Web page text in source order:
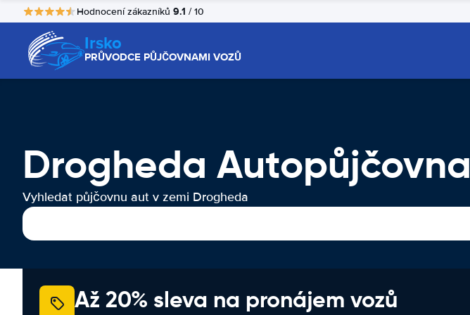
Hodnocení zákazníků 9.1 / 10
Irsko
PRŮVODCE PŮJČOVNAMI VOZŮ
Drogheda Autopůjčovna
Vyhledat půjčovnu aut v zemi Drogheda
Až 20% sleva na pronájem vozů